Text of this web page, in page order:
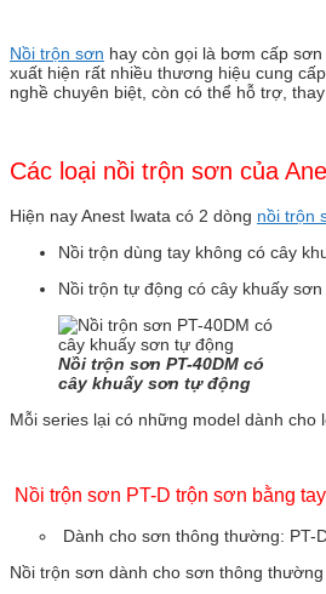
Nồi trộn sơn hay còn gọi là bơm cấp
xuất hiện rất nhiều thương hiệu cung
nghề chuyên biệt, còn có thể hỗ trợ,
Các loại nồi trộn sơn của
Hiện nay Anest Iwata có 2 dòng nồi trộn
Nồi trộn dùng tay không có cây
Nồi trộn tự động có cây khuấy
Nồi trộn sơn PT-40DM có
cây khuấy sơn tự động
Mỗi series lại có những model dành
Nồi trộn sơn PT-D trộn sơn bằng
Dành cho sơn thông thường: PT-
Nồi trộn sơn dành cho sơn thông